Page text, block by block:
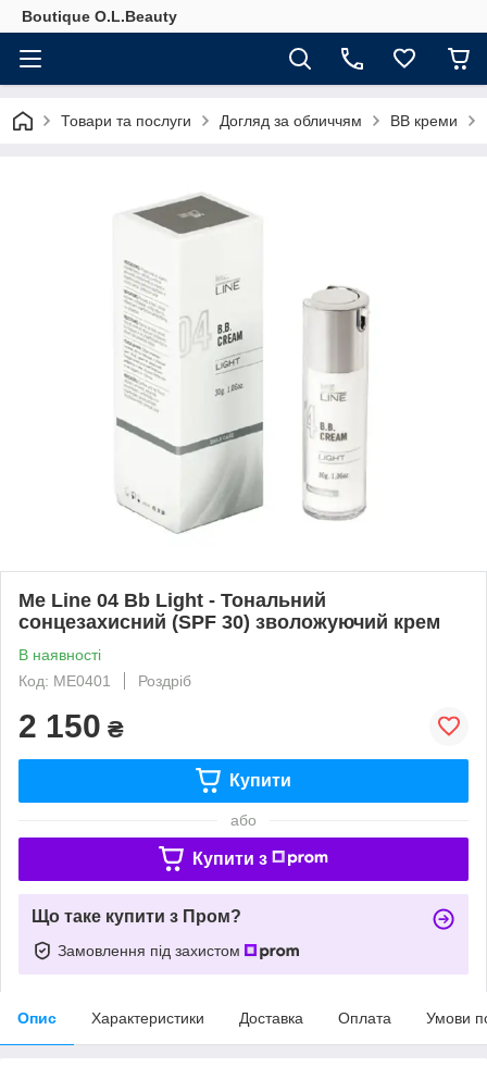
Boutique O.L.Beauty
Товари та послуги Догляд за обличчям BB креми
Me Line 04 Bb Light - Тональний
сонцезахисний (SPF 30) зволожуючий крем
В наявності
Код: ME0401
Роздріб
2 150 ₴
Купити
або
Купити з
Що таке купити з Пром?
Замовлення під захистом
Опис Характеристики Доставка Оплата Умови